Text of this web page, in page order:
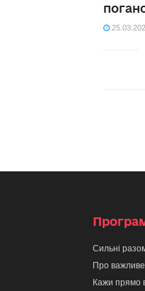
Сильні
Про важливе
Кажи прямо